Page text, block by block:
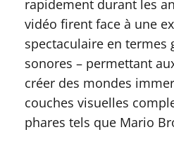
rapidement durant les
vidéo firent face à une
spectaculaire en termes
sonores – permettant
créer des mondes
couches visuelles
phares tels que Mario